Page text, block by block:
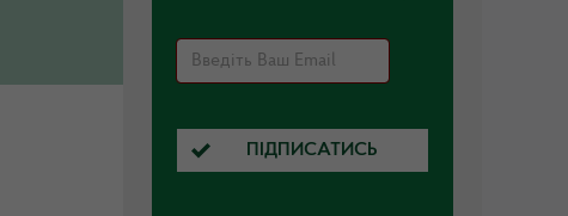
ПІДПИСАТИСЬ